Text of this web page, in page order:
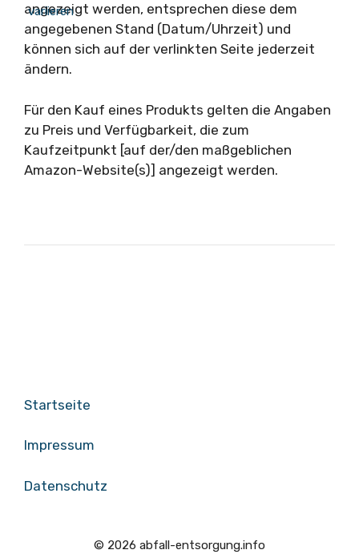
angezeigt werden, entsprechen diese dem
angegebenen Stand (Datum/Uhrzeit) und
können sich auf der verlinkten Seite jederzeit
ändern.
Für den Kauf eines Produkts gelten die Angaben
zu Preis und Verfügbarkeit, die zum
Kaufzeitpunkt [auf der/den maßgeblichen
Amazon-Website(s)] angezeigt werden.
Startseite
Impressum
Datenschutz
© 2026 abfall-entsorgung.info